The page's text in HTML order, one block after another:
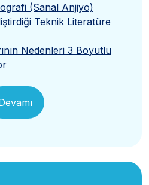
(Sanal Anjiyo)
Teknik Literatüre
Nedenleri 3 Boyutlu